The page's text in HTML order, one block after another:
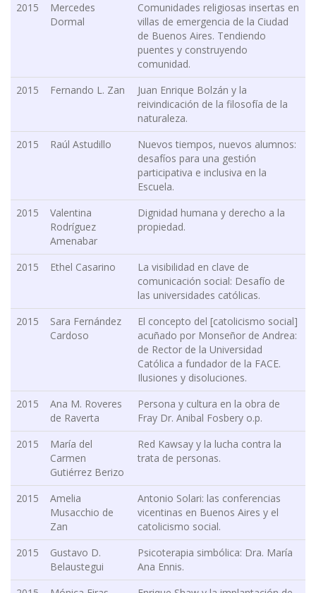
2015
Mercedes
Dormal
Comunidades religiosas insertas en
villas de emergencia de la Ciudad
de Buenos Aires. Tendiendo
puentes y construyendo
comunidad.
2015
Fernando L. Zan
Juan Enrique Bolzán y la
reivindicación de la filosofía de la
naturaleza.
2015
Raúl Astudillo
Nuevos tiempos, nuevos alumnos:
desafíos para una gestión
participativa e inclusiva en la
Escuela.
2015
Valentina
Rodríguez
Amenabar
Dignidad humana y derecho a la
propiedad.
2015 Ethel Casarino
La visibilidad en clave de
comunicación social: Desafío de
las universidades católicas.
2015
Sara Fernández
Cardoso
El concepto del [catolicismo social]
acuñado por Monseñor de Andrea:
de Rector de la Universidad
Católica a fundador de la FACE.
Ilusiones y disoluciones.
2015
Ana M. Roveres
de Raverta
Persona y cultura en la obra de
Fray Dr. Anibal Fosbery o.p.
2015
María del
Carmen
Gutiérrez Berizo
Red Kawsay y la lucha contra la
trata de personas.
2015
Amelia
Musacchio de
Zan
Antonio Solari: las conferencias
vicentinas en Buenos Aires y el
catolicismo social.
2015
Gustavo D.
Belaustegui
Psicoterapia simbólica: Dra. María
Ana Ennis.